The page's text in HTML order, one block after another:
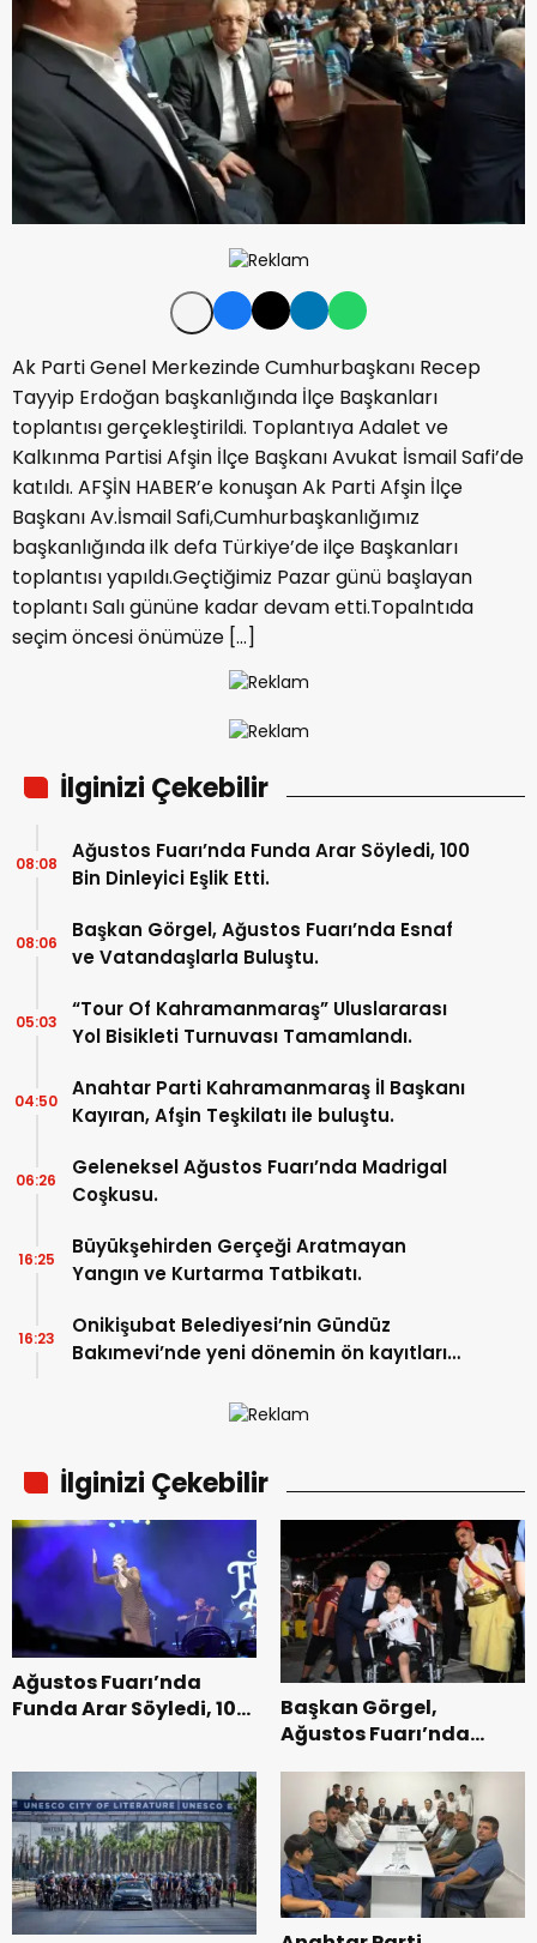
Ak Parti Genel Merkezinde Cumhurbaşkanı Recep
Tayyip Erdoğan başkanlığında İlçe Başkanları
toplantısı gerçekleştirildi. Toplantıya Adalet ve
Kalkınma Partisi Afşin İlçe Başkanı Avukat İsmail Safi’de
katıldı. AFŞİN HABER’e konuşan Ak Parti Afşin İlçe
Başkanı Av.İsmail Safi,Cumhurbaşkanlığımız
başkanlığında ilk defa Türkiye’de ilçe Başkanları
toplantısı yapıldı.Geçtiğimiz Pazar günü başlayan
toplantı Salı gününe kadar devam etti.Topalntıda
seçim öncesi önümüze […]
İlginizi Çekebilir
Ağustos Fuarı’nda Funda Arar Söyledi, 100
Bin Dinleyici Eşlik Etti.
08:08
Başkan Görgel, Ağustos Fuarı’nda Esnaf
ve Vatandaşlarla Buluştu.
08:06
“Tour Of Kahramanmaraş” Uluslararası
Yol Bisikleti Turnuvası Tamamlandı.
05:03
Anahtar Parti Kahramanmaraş İl Başkanı
Kayıran, Afşin Teşkilatı ile buluştu.
04:50
Geleneksel Ağustos Fuarı’nda Madrigal
Coşkusu.
06:26
Büyükşehirden Gerçeği Aratmayan
Yangın ve Kurtarma Tatbikatı.
16:25
Onikişubat Belediyesi’nin Gündüz
Bakımevi’nde yeni dönemin ön kayıtları
16:23
İlginizi Çekebilir
Ağustos Fuarı’nda
Funda Arar Söyledi, 100
Başkan Görgel,
Ağustos Fuarı’nda
Vatandaşlarla
Buluştu.